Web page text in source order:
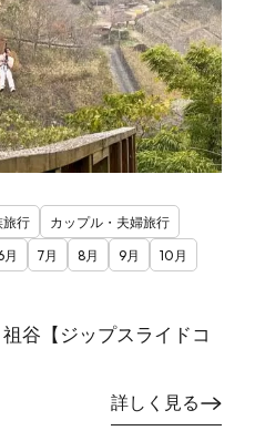
旅行
カップル・夫婦旅行
月 7月 8月 9月
10月
谷【ジップスライドコ
詳しく見る